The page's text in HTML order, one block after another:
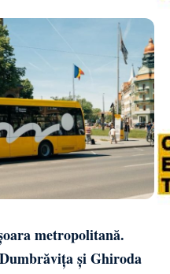
metropolitană.
și Ghiroda